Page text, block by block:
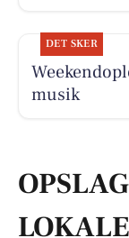
DET SKER
musik